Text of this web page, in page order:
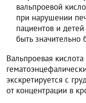
вальпроевой
при нарушении
пациентов и
быть значительно
Вальпроевая
экскретируется с
от концентрации в